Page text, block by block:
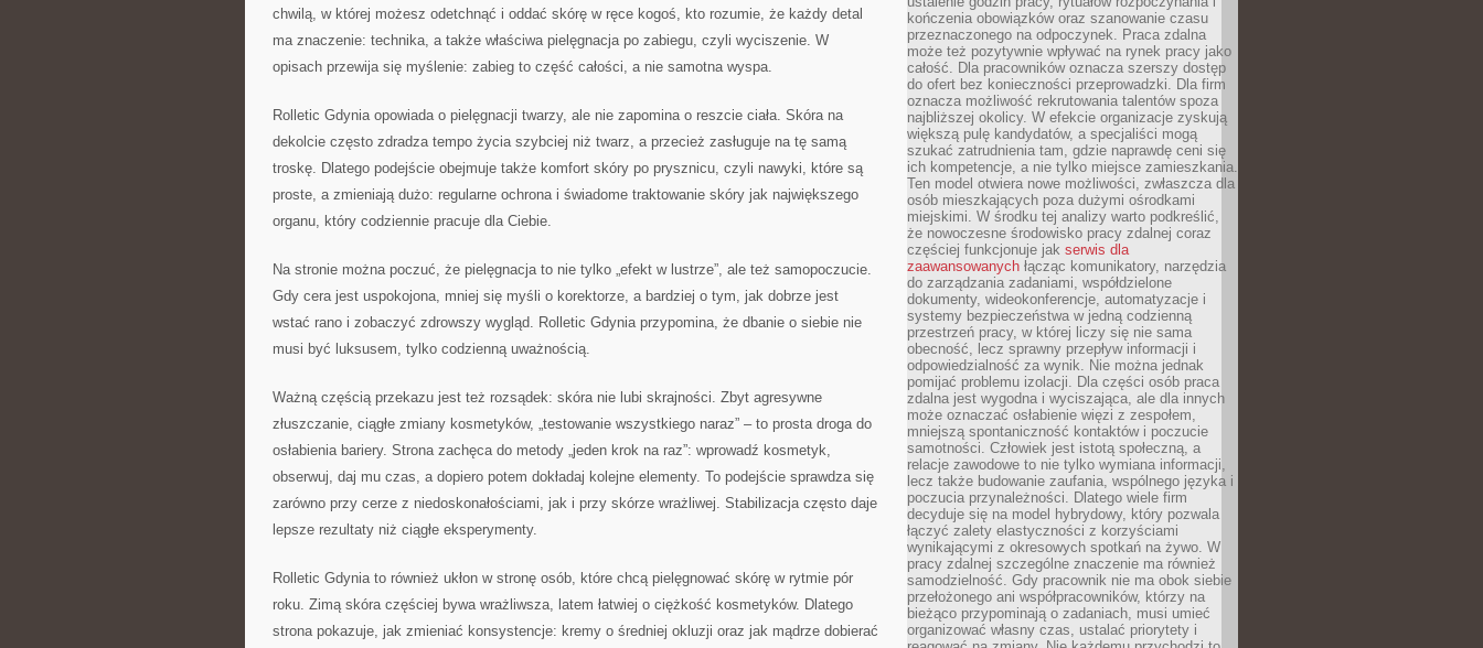
chwilą, w której możesz odetchnąć i oddać skórę w ręce kogoś, kto rozumie, że każdy detal
ma znaczenie: technika, a także właściwa pielęgnacja po zabiegu, czyli wyciszenie. W
opisach przewija się myślenie: zabieg to część całości, a nie samotna wyspa.
Rolletic Gdynia opowiada o pielęgnacji twarzy, ale nie zapomina o reszcie ciała. Skóra na
dekolcie często zdradza tempo życia szybciej niż twarz, a przecież zasługuje na tę samą
troskę. Dlatego podejście obejmuje także komfort skóry po prysznicu, czyli nawyki, które są
proste, a zmieniają dużo: regularne ochrona i świadome traktowanie skóry jak największego
organu, który codziennie pracuje dla Ciebie.
Na stronie można poczuć, że pielęgnacja to nie tylko „efekt w lustrze”, ale też samopoczucie.
Gdy cera jest uspokojona, mniej się myśli o korektorze, a bardziej o tym, jak dobrze jest
wstać rano i zobaczyć zdrowszy wygląd. Rolletic Gdynia przypomina, że dbanie o siebie nie
musi być luksusem, tylko codzienną uważnością.
Ważną częścią przekazu jest też rozsądek: skóra nie lubi skrajności. Zbyt agresywne
złuszczanie, ciągłe zmiany kosmetyków, „testowanie wszystkiego naraz” – to prosta droga do
osłabienia bariery. Strona zachęca do metody „jeden krok na raz”: wprowadź kosmetyk,
obserwuj, daj mu czas, a dopiero potem dokładaj kolejne elementy. To podejście sprawdza się
zarówno przy cerze z niedoskonałościami, jak i przy skórze wrażliwej. Stabilizacja często daje
lepsze rezultaty niż ciągłe eksperymenty.
Rolletic Gdynia to również ukłon w stronę osób, które chcą pielęgnować skórę w rytmie pór
roku. Zimą skóra częściej bywa wrażliwsza, latem łatwiej o ciężkość kosmetyków. Dlatego
strona pokazuje, jak zmieniać konsystencje: kremy o średniej okluzji oraz jak mądrze dobierać
kończenia obowiązków oraz szanowanie czasu
przeznaczonego na odpoczynek. Praca zdalna
może też pozytywnie wpływać na rynek pracy jako
całość. Dla pracowników oznacza szerszy dostęp
do ofert bez konieczności przeprowadzki. Dla firm
oznacza możliwość rekrutowania talentów spoza
najbliższej okolicy. W efekcie organizacje zyskują
większą pulę kandydatów, a specjaliści mogą
szukać zatrudnienia tam, gdzie naprawdę ceni się
ich kompetencje, a nie tylko miejsce zamieszkania.
Ten model otwiera nowe możliwości, zwłaszcza dla
osób mieszkających poza dużymi ośrodkami
miejskimi. W środku tej analizy warto podkreślić,
że nowoczesne środowisko pracy zdalnej coraz
częściej funkcjonuje jak serwis dla
zaawansowanych łącząc komunikatory, narzędzia
do zarządzania zadaniami, współdzielone
dokumenty, wideokonferencje, automatyzacje i
systemy bezpieczeństwa w jedną codzienną
przestrzeń pracy, w której liczy się nie sama
obecność, lecz sprawny przepływ informacji i
odpowiedzialność za wynik. Nie można jednak
pomijać problemu izolacji. Dla części osób praca
zdalna jest wygodna i wyciszająca, ale dla innych
może oznaczać osłabienie więzi z zespołem,
mniejszą spontaniczność kontaktów i poczucie
samotności. Człowiek jest istotą społeczną, a
relacje zawodowe to nie tylko wymiana informacji,
lecz także budowanie zaufania, wspólnego języka i
poczucia przynależności. Dlatego wiele firm
decyduje się na model hybrydowy, który pozwala
łączyć zalety elastyczności z korzyściami
wynikającymi z okresowych spotkań na żywo. W
pracy zdalnej szczególne znaczenie ma również
samodzielność. Gdy pracownik nie ma obok siebie
przełożonego ani współpracowników, którzy na
bieżąco przypominają o zadaniach, musi umieć
organizować własny czas, ustalać priorytety i